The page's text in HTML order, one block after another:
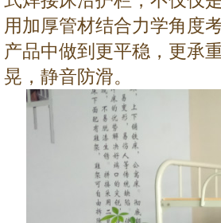
用加厚管材结合力学角度
产品中做到更平稳，更承
晃，静音防滑。